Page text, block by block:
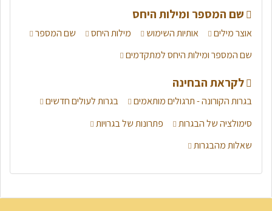
שם המספר ומילות היחס
אוצר מילים אותיות השימוש מילות היחס
שם המספר
שם המספר ומילות היחס למתקדמים
לקראת הבחינה
בגרות הקורונה - תרגולים מותאמים
בגרות לעולים חדשים
סימולציה של הבגרות
פתרונות של בגרויות
שאלות מהבגרות